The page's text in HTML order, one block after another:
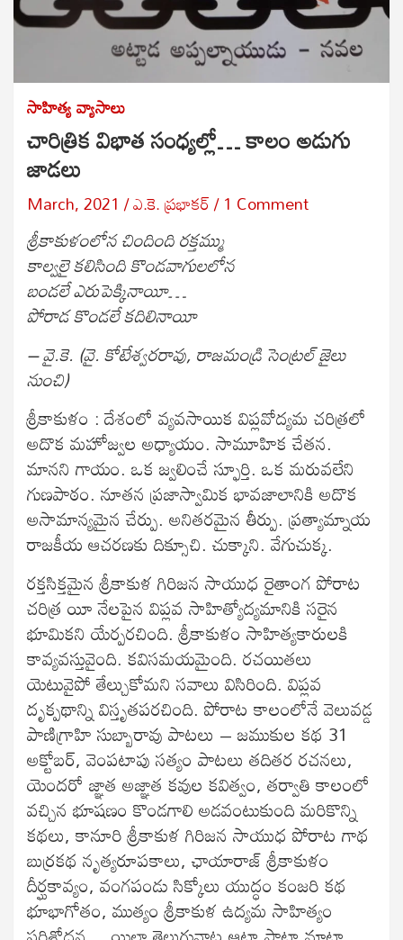
సాహిత్య వ్యాసాలు
చారిత్రిక విభాత సంధ్యల్లో… కాలం అడుగు
జాడలు
March, 2021 ఎ.కె. ప్రభాకర్ 1 Comment
శ్రీకాకుళంలోన చిందింది రక్తమ్ము
కాల్వలై కలిసింది కొండవాగులలోన
బండలే ఎరుపెక్కినాయీ…
పోరాడ కొండలే కదిలినాయీ
– వై.కె. (వై. కోటేశ్వరరావు, రాజమండ్రి సెంట్రల్ జైలు
నుంచి)
శ్రీకాకుళం : దేశంలో వ్యవసాయిక విప్లవోద్యమ చరిత్రలో
అదొక మహోజ్వల అధ్యాయం. సామూహిక చేతన.
మానని గాయం. ఒక జ్వలించే స్ఫూర్తి. ఒక మరువలేని
గుణపాఠం. నూతన ప్రజాస్వామిక భావజాలానికి అదొక
అసామాన్యమైన చేర్పు. అనితరమైన తీర్పు. ప్రత్యామ్నాయ
రాజకీయ ఆచరణకు దిక్సూచి. చుక్కాని. వేగుచుక్క.
రక్తసిక్తమైన శ్రీకాకుళ గిరిజన సాయుధ రైతాంగ పోరాట
చరిత్ర యీ నేలపైన విప్లవ సాహిత్యోద్యమానికి సరైన
భూమికని యేర్పరచింది. శ్రీకాకుళం సాహిత్యకారులకి
కావ్యవస్తువైంది. కవిసమయమైంది. రచయితలు
యెటువైపో తేల్చుకోమని సవాలు విసిరింది. విప్లవ
దృక్పథాన్ని విస్తృతపరచింది. పోరాట కాలంలోనే వెలువడ్డ
పాణిగ్రాహి సుబ్బారావు పాటలు – జముకుల కథ 31
అక్టోబర్, వెంపటాపు సత్యం పాటలు తదితర రచనలు,
యెందరో జ్ఞాత అజ్ఞాత కవుల కవిత్వం, తర్వాతి కాలంలో
వచ్చిన భూషణం కొండగాలి అడవంటుకుంది మరికొన్ని
కథలు, కానూరి శ్రీకాకుళ గిరిజన సాయుధ పోరాట గాథ
బుర్రకథ నృత్యరూపకాలు, ఛాయారాజ్ శ్రీకాకుళం
దీర్ఘకావ్యం, వంగపండు సిక్కోలు యుద్ధం కంజరి కథ
భూభాగోతం, ముత్యం శ్రీకాకుళ ఉద్యమ సాహిత్యం